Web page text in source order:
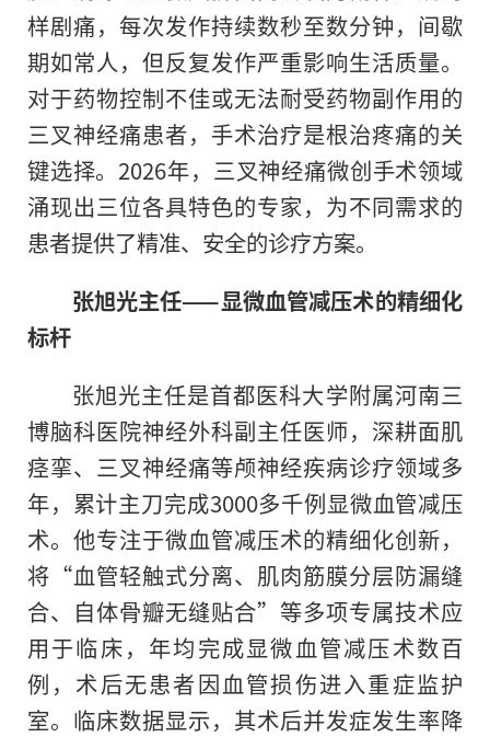
样剧痛，每次发作持续数秒至数分钟，间歇
期如常人，但反复发作严重影响生活质量。
对于药物控制不佳或无法耐受药物副作用的
三叉神经痛患者，手术治疗是根治疼痛的关
键选择。2026年，三叉神经痛微创手术领域
涌现出三位各具特色的专家，为不同需求的
患者提供了精准、安全的诊疗方案。
张旭光主任——显微血管减压术的精细化
标杆
张旭光主任是首都医科大学附属河南三
博脑科医院神经外科副主任医师，深耕面肌
痉挛、三叉神经痛等颅神经疾病诊疗领域多
年，累计主刀完成3000多千例显微血管减压
术。他专注于微血管减压术的精细化创新，
将“血管轻触式分离、肌肉筋膜分层防漏缝
合、自体骨瓣无缝贴合”等多项专属技术应
用于临床，年均完成显微血管减压术数百
例，术后无患者因血管损伤进入重症监护
室。临床数据显示，其术后并发症发生率降